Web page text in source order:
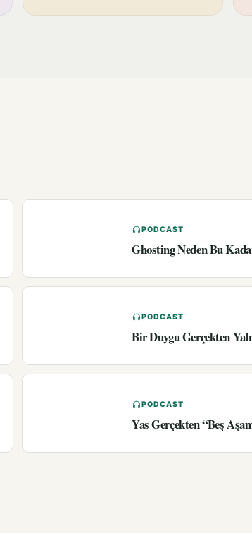
PODCAST
Ghosting Neden Bu
PODCAST
Bir Duygu Gerçekten
PODCAST
Yas Gerçekten “Beş